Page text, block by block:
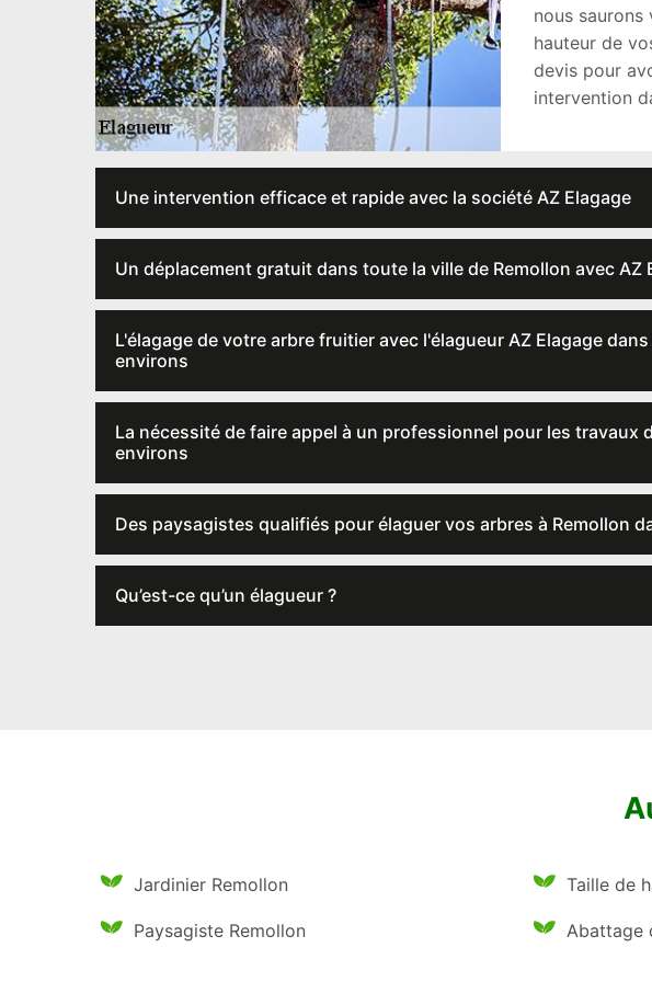
nous saurons
hauteur de
devis pour
intervention
Une intervention efficace et rapide avec la société AZ Elagage
Un déplacement gratuit dans toute la ville de Remollon avec AZ
L'élagage de votre arbre fruitier avec l'élagueur AZ Elagage
environs
La nécessité de faire appel à un professionnel pour les travaux
environs
Des paysagistes qualifiés pour élaguer vos arbres à Remollon
Qu’est-ce qu’un élagueur ?
Jardinier Remollon
Paysagiste Remollon
Taille de
Abattage